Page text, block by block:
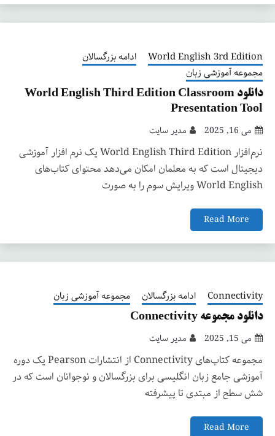
World English 3rd Edition
ادامه بزرگسالان
مجموعه آموزشی زبان
دانلود World English Third Edition Classroom
Presentation Tool
می 16, 2025 مدیر سایت
نرم‌افزار World English Third Edition یک نرم افزار آموزشی
دیجیتال است که به معلمان امکان می‌دهد محتوای کتاب‌های
World English ویرایش سوم را به صورت
Read More
Connectivity ادامه بزرگسالان مجموعه آموزشی زبان
دانلود مجموعه Connectivity
می 15, 2025 مدیر سایت
مجموعه کتاب‌های Connectivity از انتشارات Pearson یک دوره
آموزشی جامع زبان انگلیسی برای بزرگسالان و نوجوانان است که در
شش سطح از مبتدی تا پیشرفته
Read More